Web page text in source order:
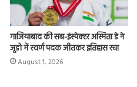
गाजियाबाद की सब-इंस्पेक्टर अस्मिता डे ने
जूडो में स्वर्ण पदक जीतकर इतिहास रचा
August 1, 2026